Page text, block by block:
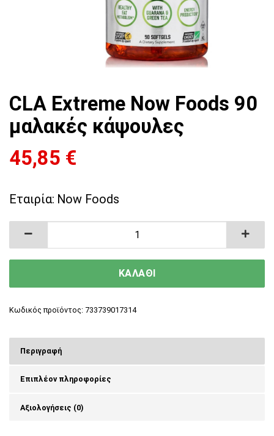
CLA Extreme Now Foods 90
μαλακές κάψουλες
45,85 €
Εταιρία: Now Foods
CLA Extreme Now Foods 90 μαλακές
ΚΑΛΑΘΙ
Κωδικός προϊόντος: 733739017314
Περιγραφή
Επιπλέον πληροφορίες
Αξιολογήσεις (0)